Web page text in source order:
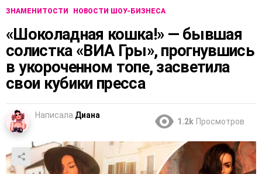
ЗНАМЕНИТОСТИ НОВОСТИ ШОУ-БИЗНЕСА
«Шоколадная кошка!» — бывшая
солистка «ВИА Гры», прогнувшись
в укороченном топе, засветила
свои кубики пресса
Написала Диана
1.2k Просмотров